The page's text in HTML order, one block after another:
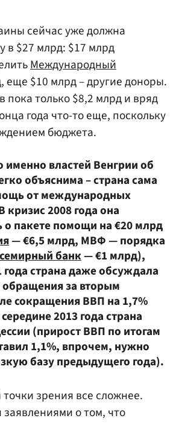
сейчас уже должна
в $27 млрд: $17 млрд
Международный
, еще $10 млрд – другие доноры.
пока только $8,2 млрд и вряд
года что-то еще, поскольку
бюджета.
именно властей Венгрии об
объяснима – страна сама
от международных
кризис 2008 года она
о пакете помощи на €20 млрд
— €6,5 млрд, МВФ — порядка
банк— €1 млрд),
года страна даже обсуждала
за вторым
сокращения ВВП на 1,7%
2013 года страна
(прирост ВВП по итогам
1,1%, впрочем, нужно
базу предыдущего года).
зрения все сложнее.
о том, что